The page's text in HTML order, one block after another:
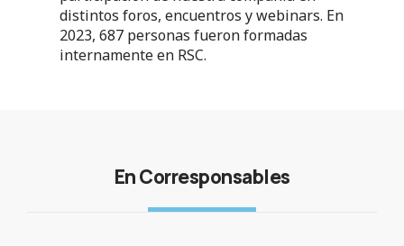
distintos foros, encuentros y webinars. En
2023, 687 personas fueron formadas
internamente en RSC.
En Corresponsables